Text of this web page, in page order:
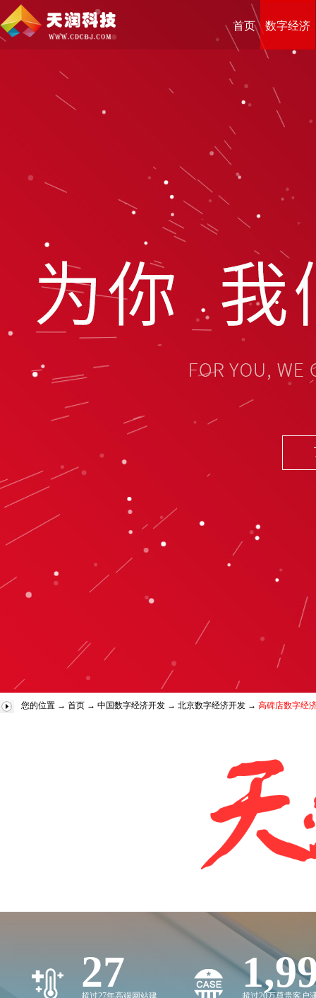
首页 数字经济
您的位置 → 首页 → 中国数字经济开发 → 北京数字经济开发 → 高碑店数字经
27
超过27年高端网站建
超过20万尊贵客户